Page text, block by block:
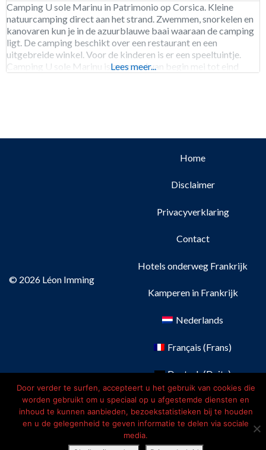
Camping U sole Marinu in Patrimonio op Corsica. Kleine
natuurcamping direct aan het strand. Zwemmen, snorkelen en
kanovaren kun je in de azuurblauwe baai waaraan de camping
ligt. De camping beschikt over een restaurant en een
uitgebreide winkel. Voor de kinderen is er een speeltuintje.
Camping U sole Marinu is geopend van begin mei tot eind
Lees meer...
© 2026 Léon Imming
Home
Disclaimer
Privacyverklaring
Contact
Hotels onderweg Frankrijk
Kamperen in Frankrijk
Nederlands
Français (Frans)
Deutsch(Duits)
English(Engels)
Door verder te surfen, accepteert u het gebruik van cookies die
worden gebruikt om u speciaal op u afgestemde diensten en
inhoud te kunnen aanbieden, bezoekstatistieken bij te houden
en u de gelegenheid te geven informatie te delen via sociale
media.